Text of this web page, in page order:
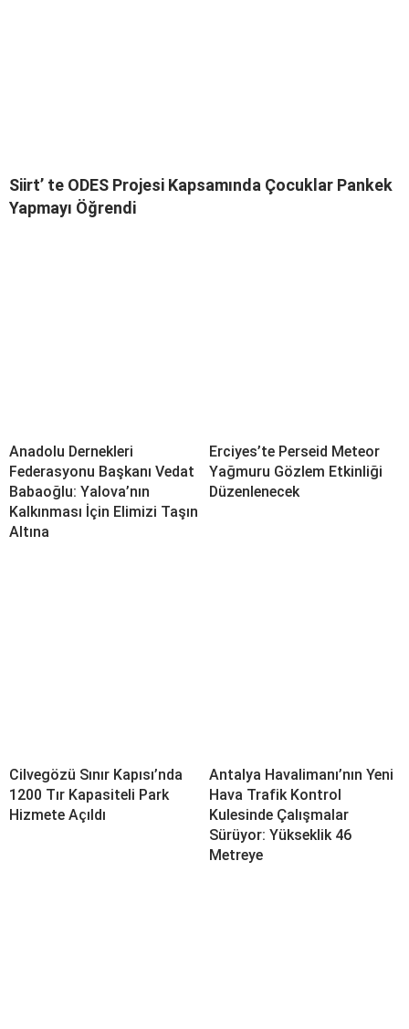
Siirt’ te ODES Projesi Kapsamında Çocuklar Pankek
Yapmayı Öğrendi
Anadolu Dernekleri
Federasyonu Başkanı Vedat
Babaoğlu: Yalova’nın
Kalkınması İçin Elimizi Taşın
Altına
Erciyes’te Perseid Meteor
Yağmuru Gözlem Etkinliği
Düzenlenecek
Cilvegözü Sınır Kapısı’nda
1200 Tır Kapasiteli Park
Hizmete Açıldı
Antalya Havalimanı’nın Yeni
Hava Trafik Kontrol
Kulesinde Çalışmalar
Sürüyor: Yükseklik 46
Metreye